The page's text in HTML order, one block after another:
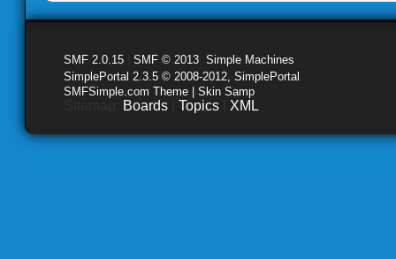
SMF 2.0.15 SMF © 2013 Simple Machines
SimplePortal 2.3.5 © 2008-2012, SimplePortal
SMFSimple.com Theme | Skin Samp
Boards Topics XML